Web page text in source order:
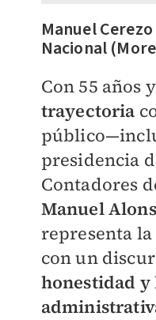
​Manuel
Nacional
Con 55 años
trayectoria
presidencia
Contadores
Manuel
representa
con un
honestidad